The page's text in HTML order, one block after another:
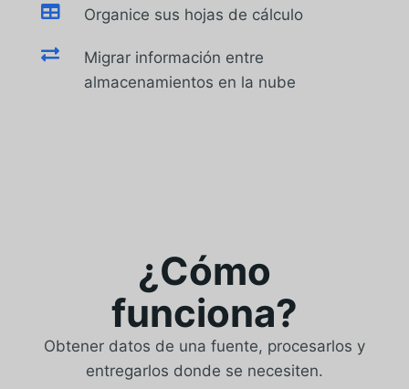
 Organice sus hojas de cálculo

Migrar información entre
almacenamientos en la nube
¿Cómo
funciona?
Obtener datos de una fuente, procesarlos y
entregarlos donde se necesiten.